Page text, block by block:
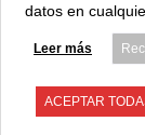
881 |Política
datos en
Leer más
ACEPTAR